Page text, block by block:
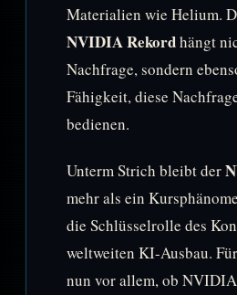
Materialien wie Helium.
NVIDIA Rekordhängt
Nachfrage, sondern
Fähigkeit, diese
bedienen.
Unterm Strich bleibt der
mehr als ein
die Schlüsselrolle des
weltweiten KI-Ausbau.
nun vor allem, ob